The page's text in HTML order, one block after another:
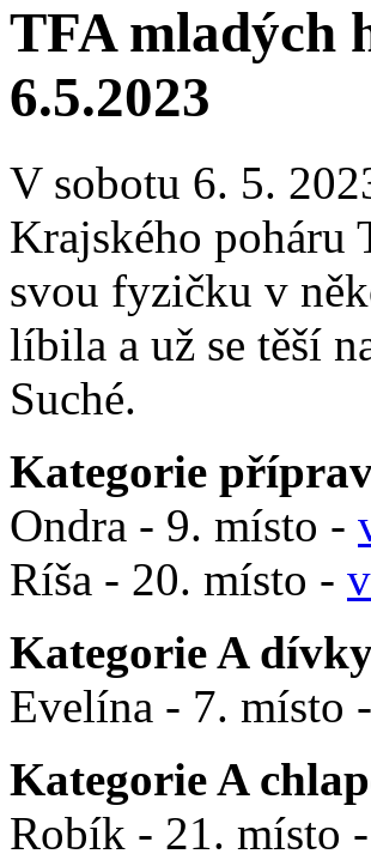
TFA mladých
6.5.2023
V sobotu 6. 5.
Krajského
svou fyzičku v
líbila a už se těší
Suché.
Kategorie
Ondra - 9. místo -
Ríša - 20. místo -
Kategorie A
Evelína - 7. místo -
Kategorie A
Robík - 21. místo -